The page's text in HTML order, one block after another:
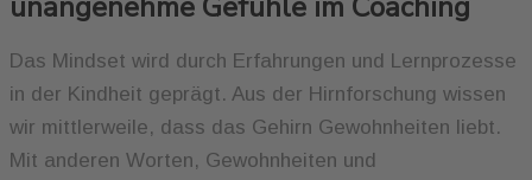
Das Mindset wird durch Erfahrungen und Lernprozesse
in der Kindheit geprägt. Aus der Hirnforschung wissen
wir mittlerweile, dass das Gehirn Gewohnheiten liebt.
Mit anderen Worten, Gewohnheiten und